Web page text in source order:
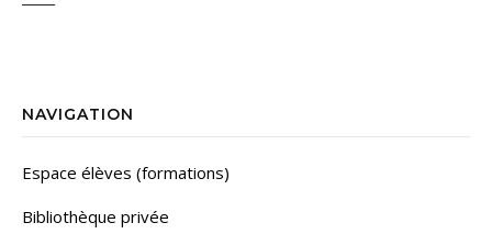
NAVIGATION
Espace élèves (formations)
Bibliothèque privée